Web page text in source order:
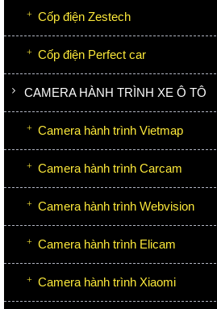
Cốp điện Zestech
Cốp điện Perfect car
CAMERA HÀNH TRÌNH XE Ô TÔ
Camera hành trình Vietmap
Camera hành trình Carcam
Camera hành trình Webvision
Camera hành trình Elicam
Camera hành trình Xiaomi